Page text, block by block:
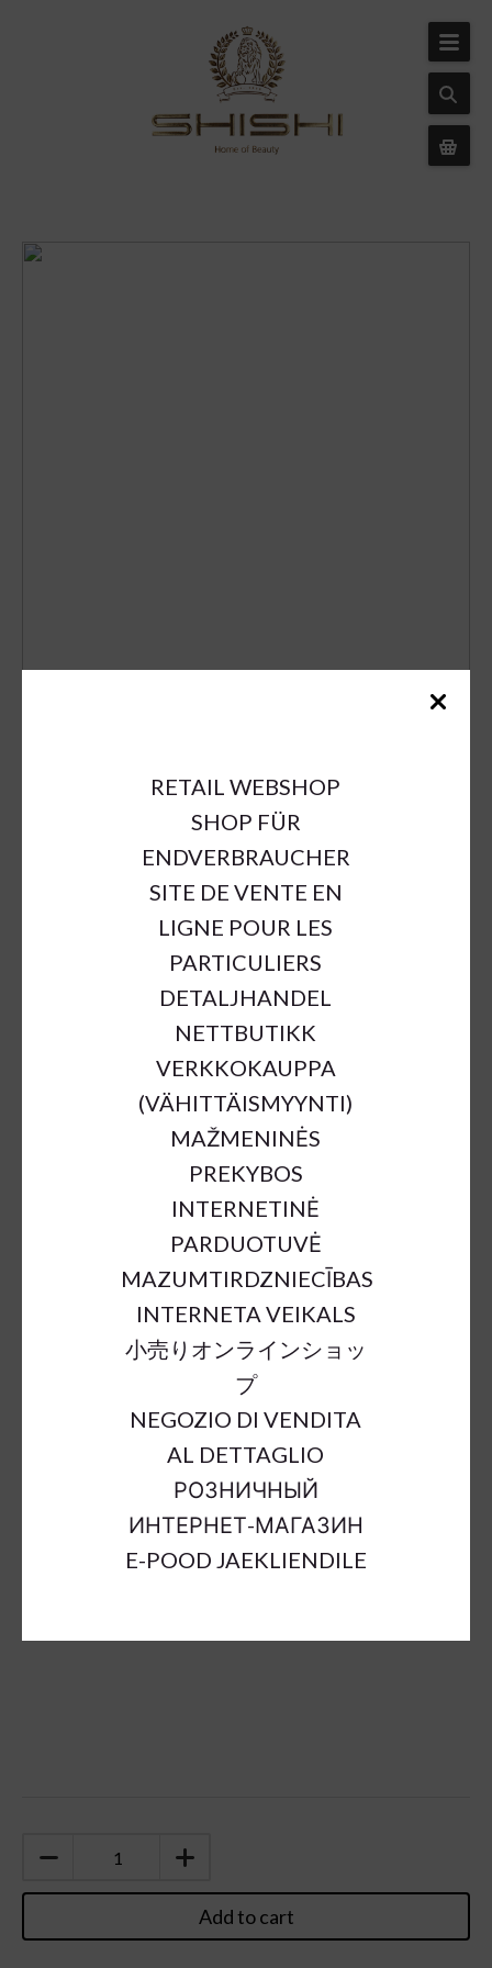
SHISHI BAG 300X300X450MM
50%
b = base width
85020
Outer Dimensions:
300x300x450mm
paper, cotton
white
items made of paper
pc
Add to cart
RETAIL WEBSHOP
SHOP FÜR
ENDVERBRAUCHER
SITE DE VENTE EN
LIGNE POUR LES
PARTICULIERS
DETALJHANDEL
NETTBUTIKK
VERKKOKAUPPA
(VÄHITTÄISMYYNTI)
MAŽMENINĖS
PREKYBOS
INTERNETINĖ
PARDUOTUVĖ
MAZUMTIRDZNIECĪBAS
INTERNETA VEIKALS
小売りオンラインショッ
プ
NEGOZIO DI VENDITA
AL DETTAGLIO
РОЗНИЧНЫЙ
ИНТЕРНЕТ-МАГАЗИН
E-POOD JAEKLIENDILE